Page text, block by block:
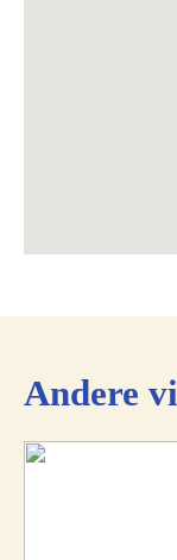
Andere